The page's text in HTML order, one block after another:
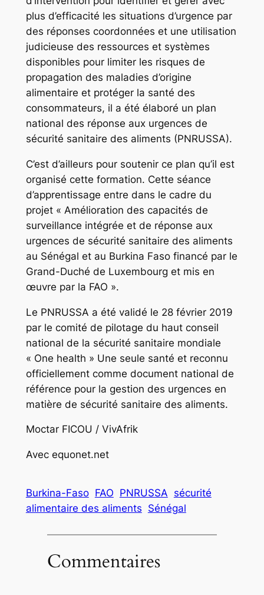
plus d’efficacité les situations d’urgence par
des réponses coordonnées et une utilisation
judicieuse des ressources et systèmes
disponibles pour limiter les risques de
propagation des maladies d’origine
alimentaire et protéger la santé des
consommateurs, il a été élaboré un plan
national des réponse aux urgences de
sécurité sanitaire des aliments (PNRUSSA).
C’est d’ailleurs pour soutenir ce plan qu’il est
organisé cette formation. Cette séance
d’apprentissage entre dans le cadre du
projet « Amélioration des capacités de
surveillance intégrée et de réponse aux
urgences de sécurité sanitaire des aliments
au Sénégal et au Burkina Faso financé par le
Grand-Duché de Luxembourg et mis en
œuvre par la FAO ».
Le PNRUSSA a été validé le 28 février 2019
par le comité de pilotage du haut conseil
national de la sécurité sanitaire mondiale
« One health » Une seule santé et reconnu
officiellement comme document national de
référence pour la gestion des urgences en
matière de sécurité sanitaire des aliments.
Moctar FICOU / VivAfrik
Avec equonet.net
Burkina-Faso FAO PNRUSSA sécurité
alimentaire des aliments Sénégal
Commentaires